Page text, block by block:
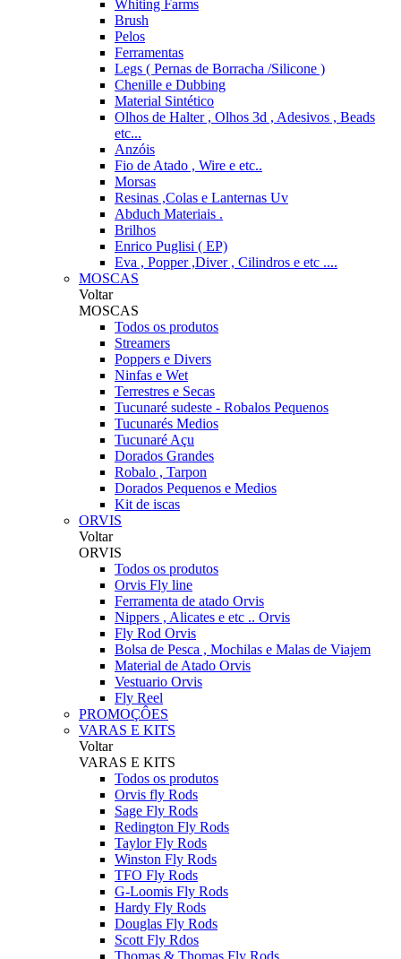
Whiting Farms
Brush
Pelos
Ferramentas
Legs ( Pernas de Borracha /Silicone )
Chenille e Dubbing
Material Sintético
Olhos de Halter , Olhos 3d , Adesivos , Beads
etc...
Anzóis
Fio de Atado , Wire e etc..
Morsas
Resinas ,Colas e Lanternas Uv
Abduch Materiais .
Brilhos
Enrico Puglisi ( EP)
Eva , Popper ,Diver , Cilindros e etc ....
MOSCAS
Voltar
MOSCAS
Todos os produtos
Streamers
Poppers e Divers
Ninfas e Wet
Terrestres e Secas
Tucunaré sudeste - Robalos Pequenos
Tucunarés Medios
Tucunaré Açu
Dorados Grandes
Robalo , Tarpon
Dorados Pequenos e Medios
Kit de iscas
ORVIS
Voltar
ORVIS
Todos os produtos
Orvis Fly line
Ferramenta de atado Orvis
Nippers , Alicates e etc .. Orvis
Fly Rod Orvis
Bolsa de Pesca , Mochilas e Malas de Viajem
Material de Atado Orvis
Vestuario Orvis
Fly Reel
PROMOÇÔES
VARAS E KITS
Voltar
VARAS E KITS
Todos os produtos
Orvis fly Rods
Sage Fly Rods
Redington Fly Rods
Taylor Fly Rods
Winston Fly Rods
TFO Fly Rods
G-Loomis Fly Rods
Hardy Fly Rods
Douglas Fly Rods
Scott Fly Rdos
Thomas & Thomas Fly Rods